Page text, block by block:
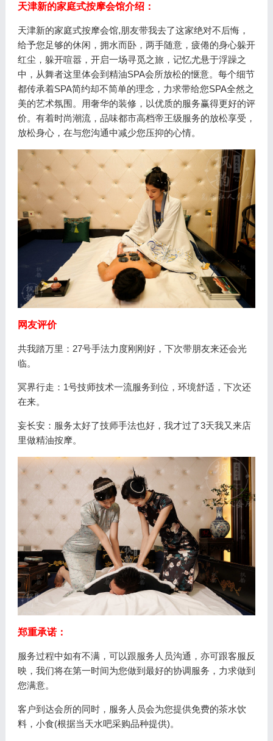
天津新的家庭式按摩会馆介绍：
天津新的家庭式按摩会馆,朋友带我去了这家绝对不后悔，
给予您足够的休闲，拥水而卧，两手随意，疲倦的身心躲开
红尘，躲开喧嚣，开启一场寻觅之旅，记忆尤悬于浮躁之
中，从舞者这里体会到精油SPA会所放松的惬意。每个细节
都传承着SPA简约却不简单的理念，力求带给您SPA全然之
美的艺术氛围。用奢华的装修，以优质的服务赢得更好的评
价。有着时尚潮流，品味都市高档帝王级服务的放松享受，
放松身心，在与您沟通中减少您压抑的心情。
网友评价
共我踏万里：27号手法力度刚刚好，下次带朋友来还会光
临。
冥界行走：1号技师技术一流服务到位，环境舒适，下次还
在来。
妄长安：服务太好了技师手法也好，我才过了3天我又来店
里做精油按摩。
郑重承诺：
服务过程中如有不满，可以跟服务人员沟通，亦可跟客服反
映，我们将在第一时间为您做到最好的协调服务，力求做到
您满意。
客户到达会所的同时，服务人员会为您提供免费的茶水饮
料，小食(根据当天水吧采购品种提供)。